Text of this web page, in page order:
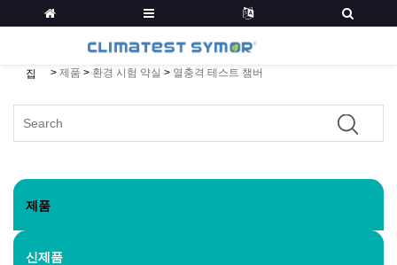
집 > 제품 > 환경 시험 약실 > 열충격 테스트 챔버
제품
신제품